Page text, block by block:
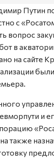
Путин
с
вопрос
в
на сайте
и
также